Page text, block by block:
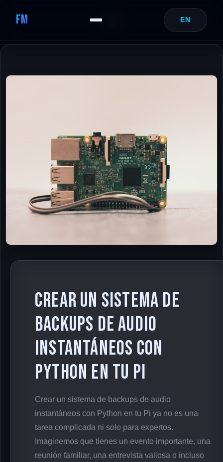
Crear un sistema de
backups de audio
instantáneos con
Python en tu Pi
Crear un sistema de backups de audio
instantáneos con Python en tu Pi ya no es una
tarea complicada ni solo para expertos.
Imaginemos que tienes un evento importante, una
reunión familiar, una entrevista valiosa o incluso
FM EN